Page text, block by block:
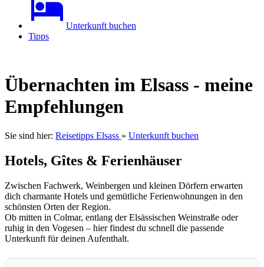
Unterkunft buchen
Tipps
Übernachten im Elsass - meine
Empfehlungen
Sie sind hier: Reisetipps Elsass » Unterkunft buchen
Hotels, Gîtes & Ferienhäuser
Zwischen Fachwerk, Weinbergen und kleinen Dörfern erwarten
dich charmante Hotels und gemütliche Ferienwohnungen in den
schönsten Orten der Region.
Ob mitten in Colmar, entlang der Elsässischen Weinstraße oder
ruhig in den Vogesen – hier findest du schnell die passende
Unterkunft für deinen Aufenthalt.